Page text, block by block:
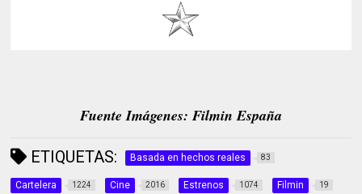
Fuente Imágenes: Filmin España
ETIQUETAS: Basada en hechos reales 83
Cartelera 1224 Cine 2016 Estrenos 1074 Filmin 19